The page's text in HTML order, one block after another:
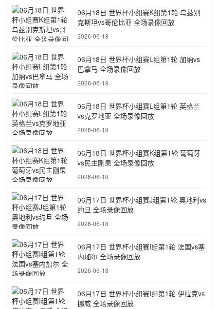
06月18日 世界杯小组赛K组第1轮 乌兹别
克斯坦vs哥伦比亚 全场录像回放
2026-06-18
06月18日 世界杯小组赛L组第1轮 加纳vs
巴拿马 全场录像回放
2026-06-18
06月18日 世界杯小组赛L组第1轮 英格兰
vs克罗地亚 全场录像回放
2026-06-18
06月18日 世界杯小组赛K组第1轮 葡萄牙
vs民主刚果 全场录像回放
2026-06-18
06月17日 世界杯小组赛J组第1轮 奥地利vs
约旦 全场录像回放
2026-06-18
06月17日 世界杯小组赛I组第1轮 法国vs塞
内加尔 全场录像回放
2026-06-18
06月17日 世界杯小组赛I组第1轮 伊拉克vs
挪威 全场录像回放